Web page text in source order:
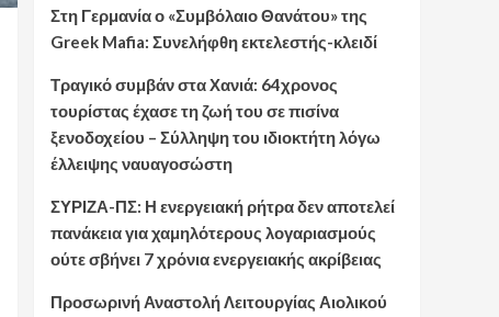
Στη Γερμανία ο «Συμβόλαιο Θανάτου» της
Greek Mafia: Συνελήφθη εκτελεστής-κλειδί
Τραγικό συμβάν στα Χανιά: 64χρονος
τουρίστας έχασε τη ζωή του σε πισίνα
ξενοδοχείου – Σύλληψη του ιδιοκτήτη λόγω
έλλειψης ναυαγοσώστη
ΣΥΡΙΖΑ-ΠΣ: Η ενεργειακή ρήτρα δεν αποτελεί
πανάκεια για χαμηλότερους λογαριασμούς
ούτε σβήνει 7 χρόνια ενεργειακής ακρίβειας
Προσωρινή Αναστολή Λειτουργίας Αιολικού